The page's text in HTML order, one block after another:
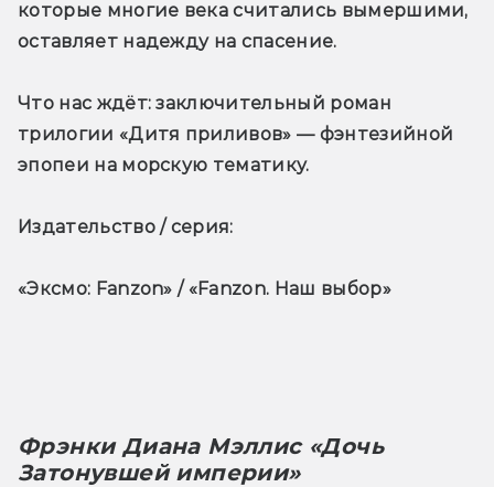
которые многие века считались вымершими,
оставляет надежду на спасение.
Что нас ждёт: заключительный роман
трилогии «Дитя приливов» — фэнтезийной
эпопеи на морскую тематику.
Издательство / серия:
«Эксмо: Fanzon» / «Fanzon. Наш выбор»
Фрэнки Диана Мэллис «Дочь
Затонувшей империи»